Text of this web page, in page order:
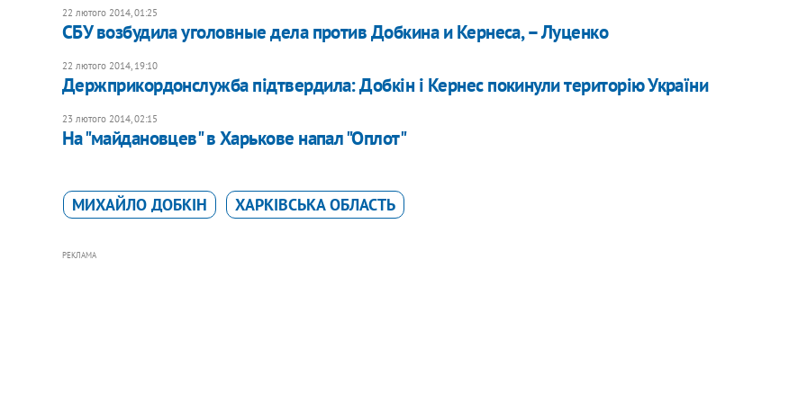
22 лютого 2014, 01:25
​СБУ возбудила уголовные дела против Добкина и Кернеса, – Луценко
22 лютого 2014, 19:10
Держприкордонслужба підтвердила: Добкін і Кернес покинули територію України
23 лютого 2014, 02:15
На "майдановцев" в Харькове напал "Оплот"
МИХАЙЛО ДОБКІН ХАРКІВСЬКА ОБЛАСТЬ
РЕКЛАМА